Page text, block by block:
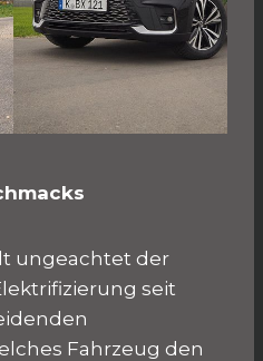
ungeachtet der
seit
Fahrzeug den